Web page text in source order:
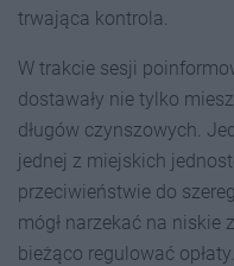
trwająca kontrola.
W trakcie sesji
dostawały nie tylko
długów czynszowych.
jednej z miejskich
przeciwieństwie do
mógł narzekać na niskie
bieżąco regulować opłaty.